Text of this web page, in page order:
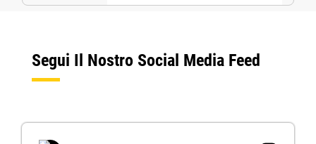
Segui Il Nostro Social Media Feed